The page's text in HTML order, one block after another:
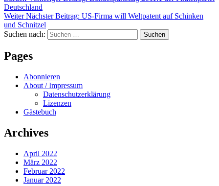
Deutschland
Weiter Nächster Beitrag: US-Firma will Weltpatent auf Schinken
und Schnitzel
Suchen nach:
Suchen
Pages
Abonnieren
About / Impressum
Datenschutzerklärung
Lizenzen
Gästebuch
Archives
April 2022
März 2022
Februar 2022
Januar 2022